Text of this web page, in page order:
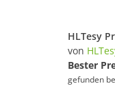
von
Bester
gefunden